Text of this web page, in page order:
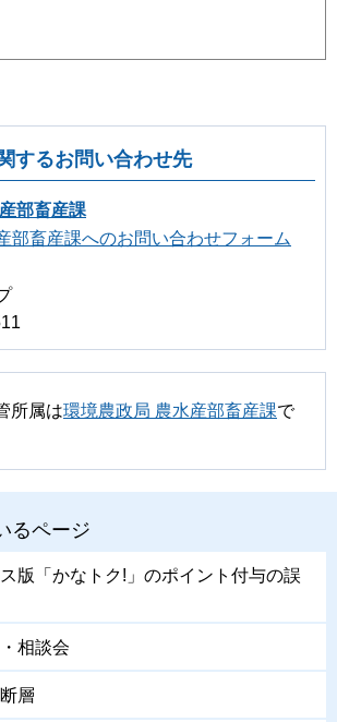
するお問い合わせ先
部畜産課
部畜産課へのお問い合わせフォーム
所属は環境農政局 農水産部畜産課で
るページ
版「かなトク!」のポイント付与の誤
相談会
層